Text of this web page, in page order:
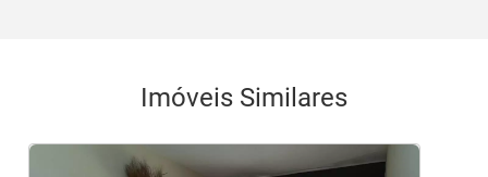
Imóveis Similares